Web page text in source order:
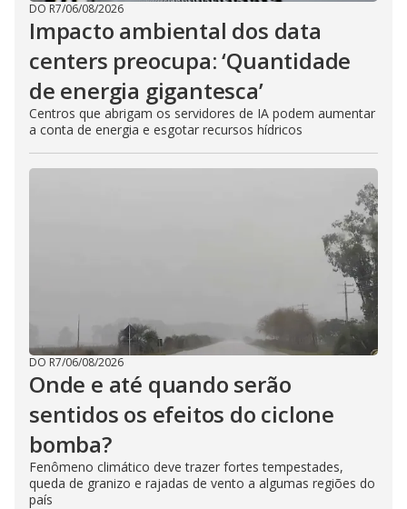
DO R7/06/08/2026
Impacto ambiental dos data
centers preocupa: ‘Quantidade
de energia gigantesca’
Centros que abrigam os servidores de IA podem aumentar
a conta de energia e esgotar recursos hídricos
DO R7/06/08/2026
Onde e até quando serão
sentidos os efeitos do ciclone
bomba?
Fenômeno climático deve trazer fortes tempestades,
queda de granizo e rajadas de vento a algumas regiões do
país